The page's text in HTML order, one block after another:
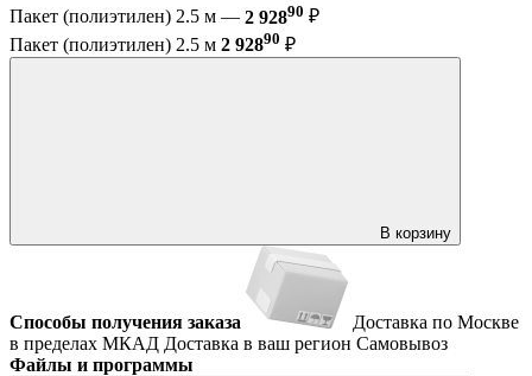
Пакет (полиэтилен) 2.5 м — 2 92890 ₽
Пакет (полиэтилен) 2.5 м 2 92890 ₽
В корзину
Способы получения заказа
Доставка по Москве
в пределах МКАД Доставка в ваш регион Самовывоз
Файлы и программы